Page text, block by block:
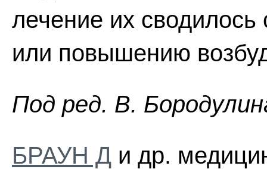
лечение их сводилось
или повышению
Пoд peд. B.
БРАУН Д и др.